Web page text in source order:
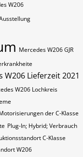
W206
Mercedes W206 GJR
W206 Lieferzeit 2021
W206 Lochkreis
der C-Klasse
Plug-In; Hybrid; Verbrauch
C-Klasse
W206